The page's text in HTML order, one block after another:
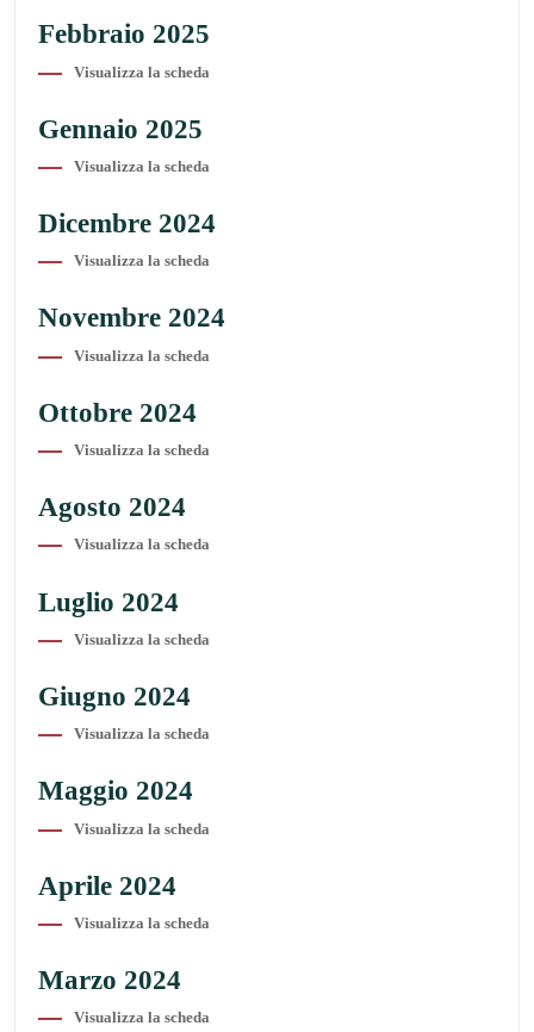
Febbraio 2025
Visualizza la scheda
Gennaio 2025
Visualizza la scheda
Dicembre 2024
Visualizza la scheda
Novembre 2024
Visualizza la scheda
Ottobre 2024
Visualizza la scheda
Agosto 2024
Visualizza la scheda
Luglio 2024
Visualizza la scheda
Giugno 2024
Visualizza la scheda
Maggio 2024
Visualizza la scheda
Aprile 2024
Visualizza la scheda
Marzo 2024
Visualizza la scheda